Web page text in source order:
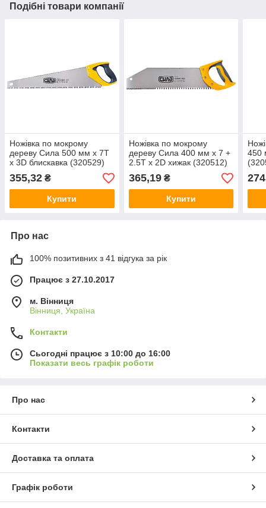
Подібні товари компанії
Ножівка по мокрому
дереву Сила 500 мм x 7T
x 3D блискавка (320529)
355,32 ₴
Купити
Ножівка по мокрому
дереву Сила 400 мм x 7 +
2.5T x 2D хижак (320512)
365,19₴
Купити
450
Про нас
100% позитивних з 41 відгука за рік
Працює з 27.10.2017
м. Вінниця
Вінниця, Україна
Контакти
Сьогодні працює з 10:00 до 16:00
Показати весь графік роботи
Про нас
Контакти
Доставка та оплата
Графік роботи